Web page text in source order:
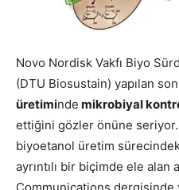
Novo Nordisk Vakfı Biyo
(DTU Biosustain) yapılan
üretiminde mikrobiyal
ettiğini gözler önüne seriyor.
biyoetanol üretim
ayrıntılı bir biçimde ele alan
Communications dergisinde